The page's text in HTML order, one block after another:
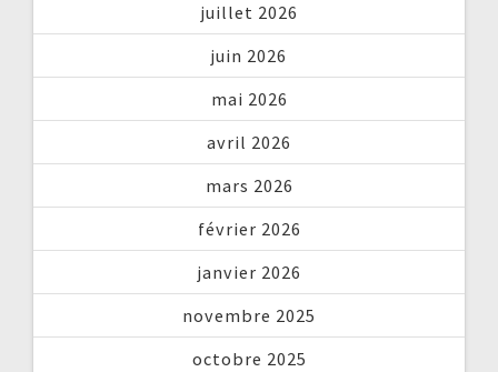
juillet 2026
juin 2026
mai 2026
avril 2026
mars 2026
février 2026
janvier 2026
novembre 2025
octobre 2025